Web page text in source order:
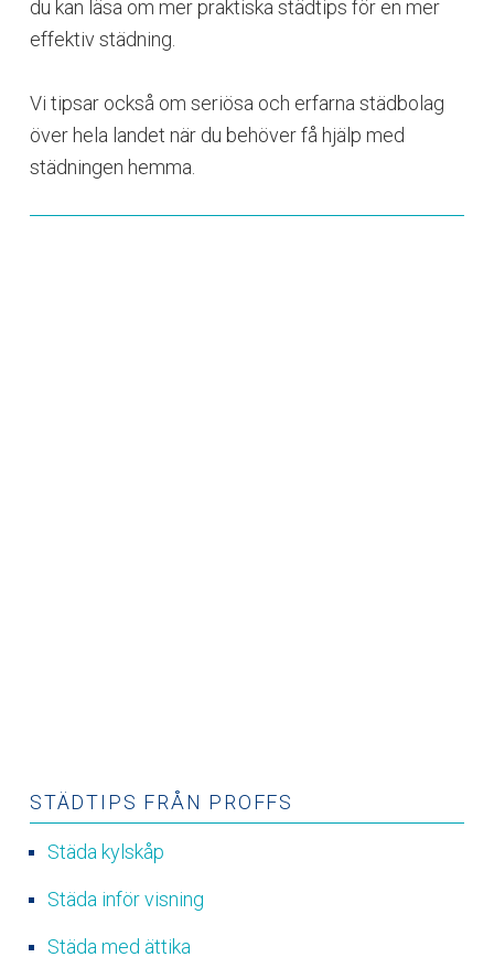
du kan läsa om mer praktiska städtips för en mer
effektiv städning.
Vi tipsar också om seriösa och erfarna städbolag
över hela landet när du behöver få hjälp med
städningen hemma.
STÄDTIPS FRÅN PROFFS
Städa kylskåp
Städa inför visning
Städa med ättika